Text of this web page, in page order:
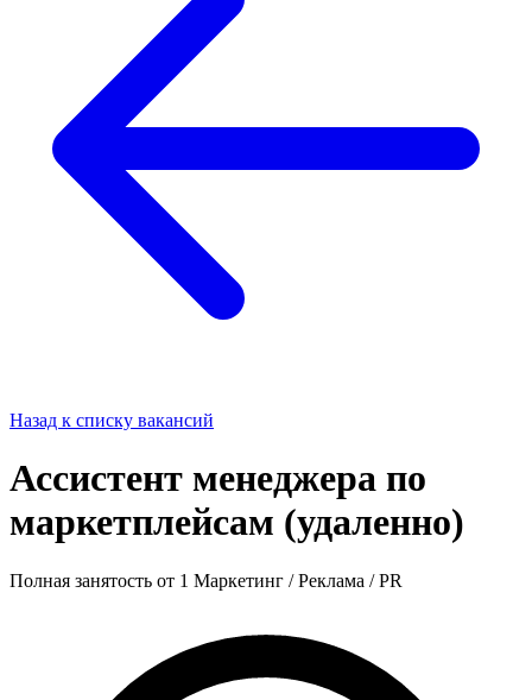
Назад к списку вакансий
Ассистент менеджера по
маркетплейсам (удаленно)
Полная занятость от 1 Маркетинг / Реклама / PR